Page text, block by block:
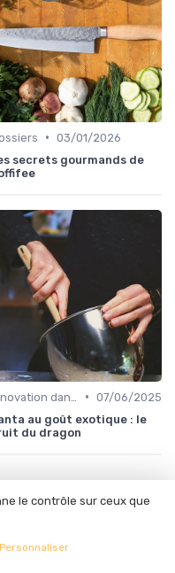
• 03/01/2026
secrets gourmands de
• 07/06/2025
au goût exotique : le
du dragon
2023
le contrôle sur ceux que
Personnaliser